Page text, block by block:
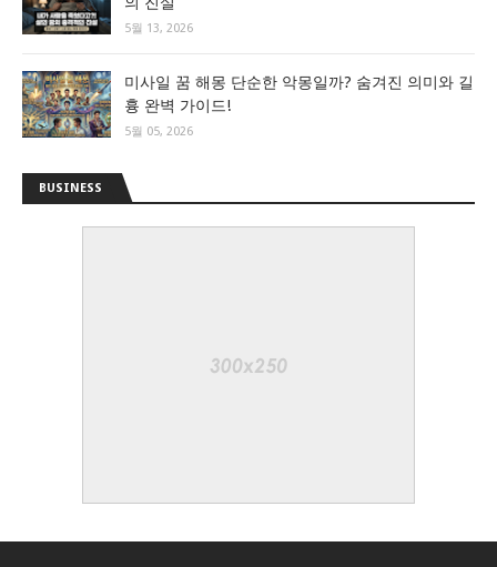
5월 13, 2026
미사일 꿈 해몽 단순한 악몽일까? 숨겨진 의미와 길
흉 완벽 가이드!
5월 05, 2026
BUSINESS